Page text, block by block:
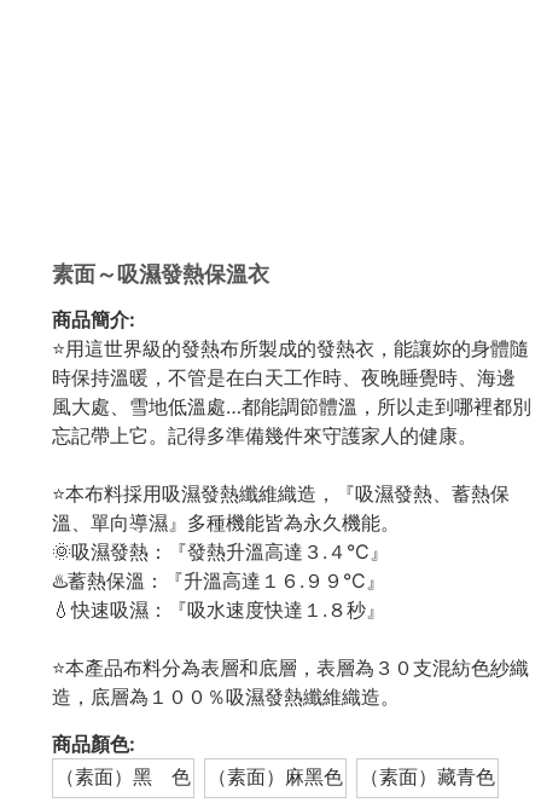
素面～吸濕發熱保溫衣
商品簡介:
⭐用這世界級的發熱布所製成的發熱衣，能讓妳的身體隨
時保持溫暖，不管是在白天工作時、夜晚睡覺時、海邊
風大處、雪地低溫處…都能調節體溫，所以走到哪裡都別
忘記帶上它。記得多準備幾件來守護家人的健康。
⭐本布料採用吸濕發熱纖維織造，『吸濕發熱、蓄熱保
溫、單向導濕』多種機能皆為永久機能。
🌞吸濕發熱：『發熱升溫高達３.４°C』
♨️蓄熱保溫：『升溫高達１６.９９°C』
💧快速吸濕：『吸水速度快達１.８秒』
⭐本產品布料分為表層和底層，表層為３０支混紡色紗織
造，底層為１００％吸濕發熱纖維織造。
商品顏色:
（素面）黑 色
（素面）麻黑色 （素面）藏青色